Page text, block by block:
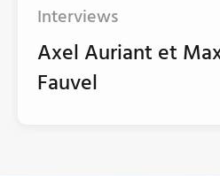
Interviews
Axel Auriant et
Fauvel